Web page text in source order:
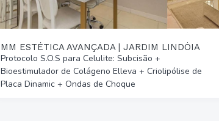
MM ESTÉTICA AVANÇADA | JARDIM LINDÓIA
Protocolo S.O.S para Celulite: Subcisão +
Bioestimulador de Colágeno Elleva + Criolipólise de
Placa Dinamic + Ondas de Choque